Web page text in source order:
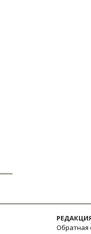
Обратная